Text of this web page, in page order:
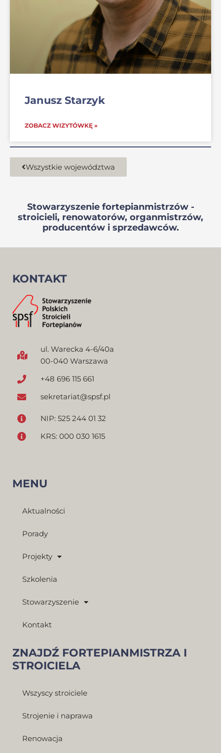
Janusz Starzyk
ZOBACZ WIZYTÓWKĘ »
Wszystkie województwa
Stowarzyszenie fortepianmistrzów -
stroicieli, renowatorów, organmistrzów,
producentów i sprzedawców.
KONTAKT
ul. Warecka 4-6/40a
00-040 Warszawa
+48 696 115 661
sekretariat@spsf.pl
NIP: 525 244 01 32
KRS: 000 030 1615
MENU
Aktualności
Porady
Projekty
Szkolenia
Stowarzyszenie
Kontakt
ZNAJDŹ FORTEPIANMISTRZA I
STROICIELA
Wszyscy stroiciele
Strojenie i naprawa
Renowacja